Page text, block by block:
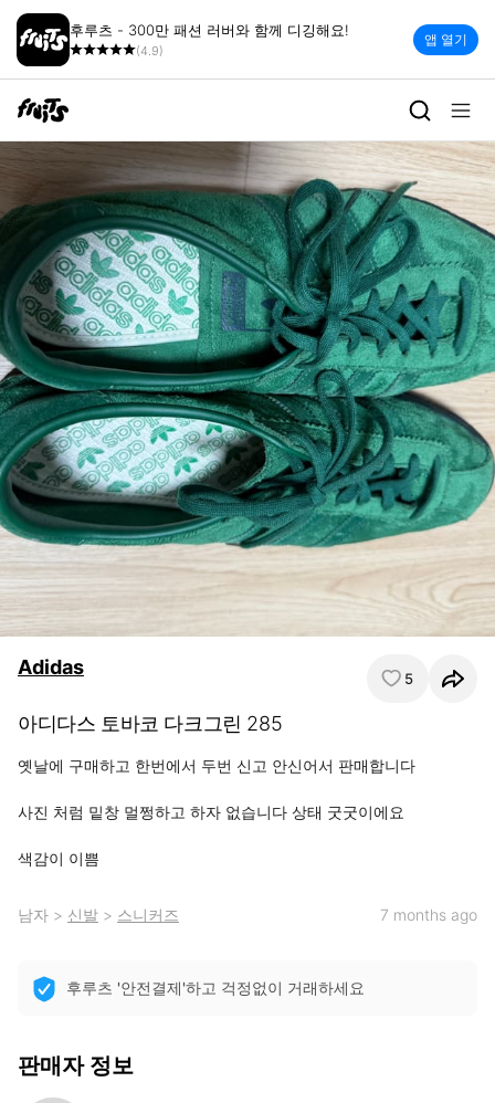
후루츠 - 300만 패션 러버와 함께 디깅해요!
(4.9)
앱 열기
Adidas 5
아디다스 토바코 다크그린 285
옛날에 구매하고 한번에서 두번 신고 안신어서 판매합니다
사진 처럼 밑창 멀쩡하고 하자 없습니다 상태 굿굿이에요
색감이 이쁨
남자 > 신발 > 스니커즈 7 months ago
후루츠 '안전결제'하고 걱정없이 거래하세요
판매자 정보